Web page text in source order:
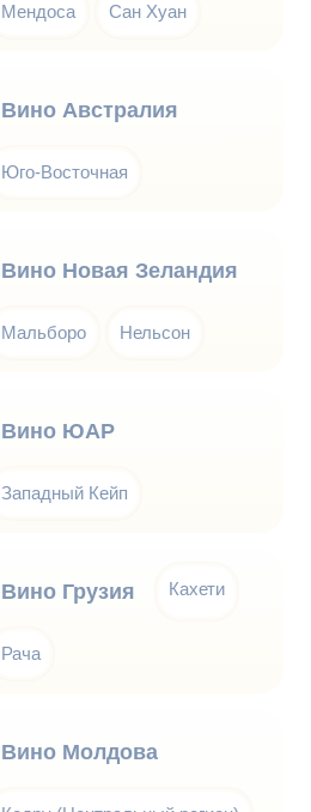
Мендоса Сан Хуан
Вино Австралия
Юго-Восточная
Вино Новая Зеландия
Мальборо Нельсон
Вино ЮАР
Западный Кейп
Вино Грузия Кахети
Рача
Вино Молдова